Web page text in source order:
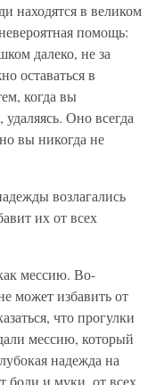
находятся в великом
помощь:
далеко, не за
оставаться в
когда вы
Оно всегда
вы никогда не
возлагались
их от всех
мессию. Во-
может избавить от
что прогулки
мессию, который
надежда на
боли и муки, от всех